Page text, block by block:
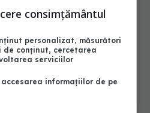
consimțământul
personalizat, măsurători
de conținut, cercetarea
serviciilor
informațiilor de pe